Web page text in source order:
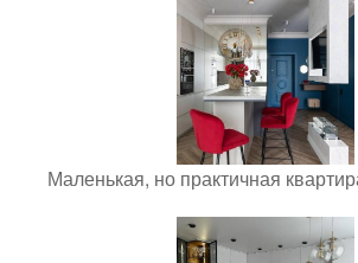
Маленькая, но практичная